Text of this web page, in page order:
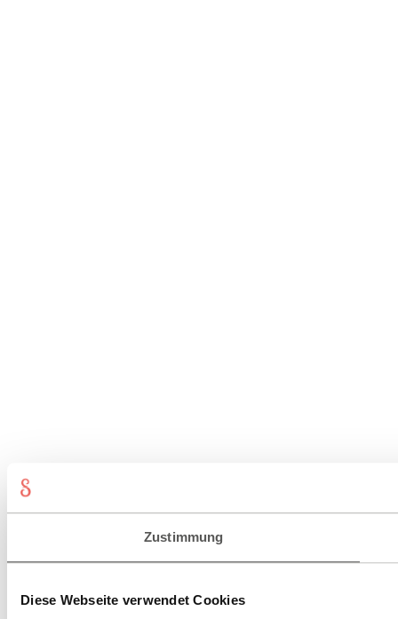
Zustimmung
Diese Webseite verwendet Cookies